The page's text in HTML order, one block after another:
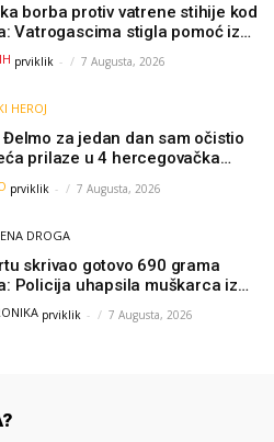
borba protiv vatrene stihije kod
Vatrogascima stigla pomoć iz
helikopteri i Air Tractori
snage
prviklik - 7 Augusta, 2026
HEROJ
za jedan dan sam očistio
prilaze u 4 hercegovačka
nisam čistio samo smeće,
sliku o nama”
prviklik - 7 Augusta, 2026
DROGA
skrivao gotovo 690 grama
Policija uhapsila muškarca iz
prviklik - 7 Augusta, 2026